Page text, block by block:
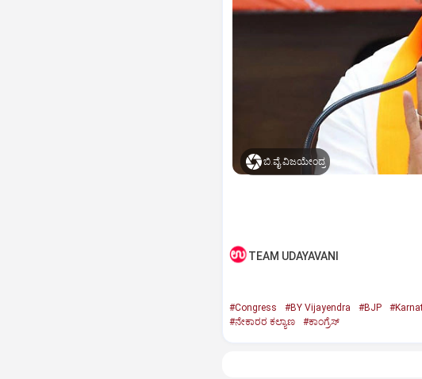
ಬಿ.ವೈ.ವಿಜಯೇಂದ್ರ
TEAM UDAYAVANI
#Congress #BY Vijayendra #BJP
#ನೇಕಾರರ ಕಲ್ಯಾಣ
#ಕಾಂಗ್ರೆಸ್‌